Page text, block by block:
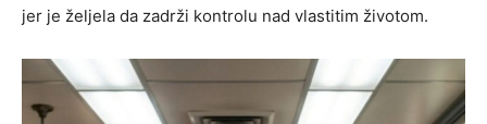
jer je željela da zadrži kontrolu nad vlastitim životom.